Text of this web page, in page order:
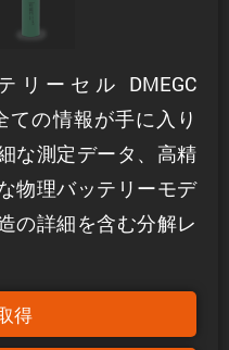
リーセル DMEGC
ての情報が手に入り
な測定データ、高精
物理バッテリーモデ
の詳細を含む分解レ
得